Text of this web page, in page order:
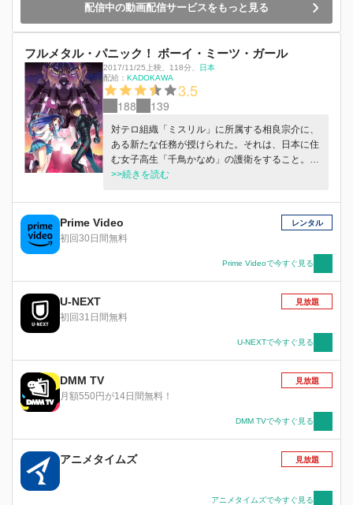
配信中の動画配信サービスをもっと見る
フルメタル・パニック！ ボーイ・ミーツ・ガール
2017/11/25上映 118分
日本
配給： KADOKAWA
3.5
188 139
対テロ組織「ミスリル」に所属する相良宗介に、
ある新たな任務が授けられた。それは、日本に住
む女子高生「千鳥かなめ」の護衛をすること。彼
女が通う高校に生徒として通うことになった宗介
の常識がなく…？
>>続きを読む
Prime Video
初回30日間無料
レンタル
Prime Videoで今すぐ見る
U-NEXT
初回31日間無料
見放題
U-NEXTで今すぐ見る
DMM TV
月額550円が14日間無料！
見放題
DMM TVで今すぐ見る
アニメタイムズ 見放題
アニメタイムズで今すぐ見る